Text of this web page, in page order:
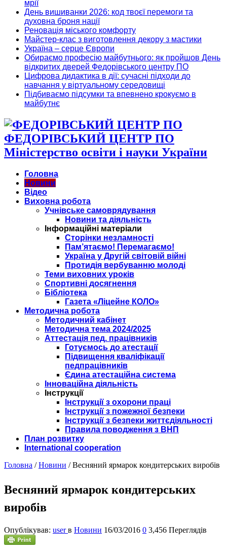
мрії
День вишиванки 2026: код твоєї перемоги та
духовна броня нації
Реновація міського комфорту
Майстер-клас з виготовлення декору з мастики
Україна – серце Європи
Обираємо професію майбутнього: як пройшов День
відкритих дверей Федорівського центру ПО
Цифрова дидактика в дії: сучасні підходи до
навчання у віртуальному середовищі
Підбиваємо підсумки та впевнено крокуємо в
майбутнє
ФЕДОРІВСЬКИЙ ЦЕНТР ПО
Міністерство освіти і науки України
Головна
Новини
Відео
Виховна робота
Учнівське самоврядування
Новини та діяльність
Інформаційні матеріали
Сторінки незламності
Пам’ятаємо! Перемагаємо!
Україна у Другій світовій війні
Протидія вербуванню молоді
Теми виховних уроків
Спортивні досягнення
Бібліотека
Газета «Ліцейне КОЛО»
Методична робота
Методичний кабінет
Методична тема 2024/2025
Аттестація пед. працівників
Готуємось до атестації
Підвищення кваліфікації
педпрацівників
Єдина атестаційна система
Інноваційна діяльність
Інструкції
Інструкції з охорони праці
Інструкції з пожежної безпеки
Інструкції з безпеки життєдіяльності
Правила поводження з ВНП
План розвитку
International cooperation
Головна /Новини /Весняний ярмарок кондитерських виробів
Весняний ярмарок кондитерських
виробів
Опублікував: userв Новини 16/03/2016 0 3,456 Переглядів